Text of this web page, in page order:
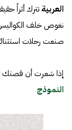
العربية تترك أثراً
نغوص خلف الكواليس
صنعت رحلات
إذا شعرت أن قصتك
النموذج